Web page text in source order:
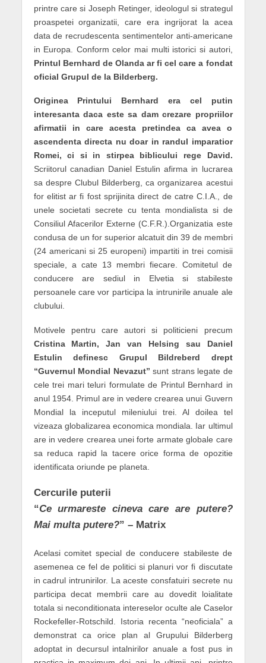
printre care si Joseph Retinger, ideologul si strategul
proaspetei organizatii, care era ingrijorat la acea
data de recrudescenta sentimentelor anti-americane
in Europa. Conform celor mai multi istorici si autori,
Printul Bernhard de Olanda ar fi cel care a fondat
oficial Grupul de la Bilderberg.
Originea Printului Bernhard era cel putin
interesanta daca este sa dam crezare propriilor
afirmatii in care acesta pretindea ca avea o
ascendenta directa nu doar in randul imparatior
Romei, ci si in stirpea biblicului rege David.
Scriitorul canadian Daniel Estulin afirma in lucrarea
sa despre Clubul Bilderberg, ca organizarea acestui
for elitist ar fi fost sprijinita direct de catre C.I.A., de
unele societati secrete cu tenta mondialista si de
Consiliul Afacerilor Externe (C.F.R.).Organizatia este
condusa de un for superior alcatuit din 39 de membri
(24 americani si 25 europeni) impartiti in trei comisii
speciale, a cate 13 membri fiecare. Comitetul de
conducere are sediul in Elvetia si stabileste
persoanele care vor participa la intrunirile anuale ale
clubului.
Motivele pentru care autori si politicieni precum
Cristina Martin, Jan van Helsing sau Daniel
Estulin definesc Grupul Bildreberd drept
“Guvernul Mondial Nevazut” sunt strans legate de
cele trei mari teluri formulate de Printul Bernhard in
anul 1954. Primul are in vedere crearea unui Guvern
Mondial la inceputul mileniului trei. Al doilea tel
vizeaza globalizarea economica mondiala. Iar ultimul
are in vedere crearea unei forte armate globale care
sa reduca rapid la tacere orice forma de opozitie
identificata oriunde pe planeta.
Cercurile puterii
“Ce urmareste cineva care are putere?
Mai multa putere?” – Matrix
Acelasi comitet special de conducere stabileste de
asemenea ce fel de politici si planuri vor fi discutate
in cadrul intrunirilor. La aceste consfatuiri secrete nu
participa decat membrii care au dovedit loialitate
totala si neconditionata intereselor oculte ale Caselor
Rockefeller-Rotschild. Istoria recenta “neoficiala” a
demonstrat ca orice plan al Grupului Bilderberg
adoptat in decursul intalnirilor anuale a fost pus in